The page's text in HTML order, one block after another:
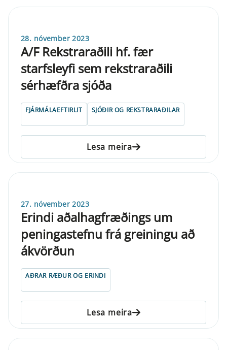
28. nóvember 2023
A/F Rekstraraðili hf. fær
starfsleyfi sem rekstraraðili
sérhæfðra sjóða
FJÁRMÁLAEFTIRLIT SJÓÐIR OG REKSTRARAÐILAR
Lesa meira
27. nóvember 2023
Erindi aðalhagfræðings um
peningastefnu frá greiningu að
ákvörðun
AÐRAR RÆÐUR OG ERINDI
Lesa meira